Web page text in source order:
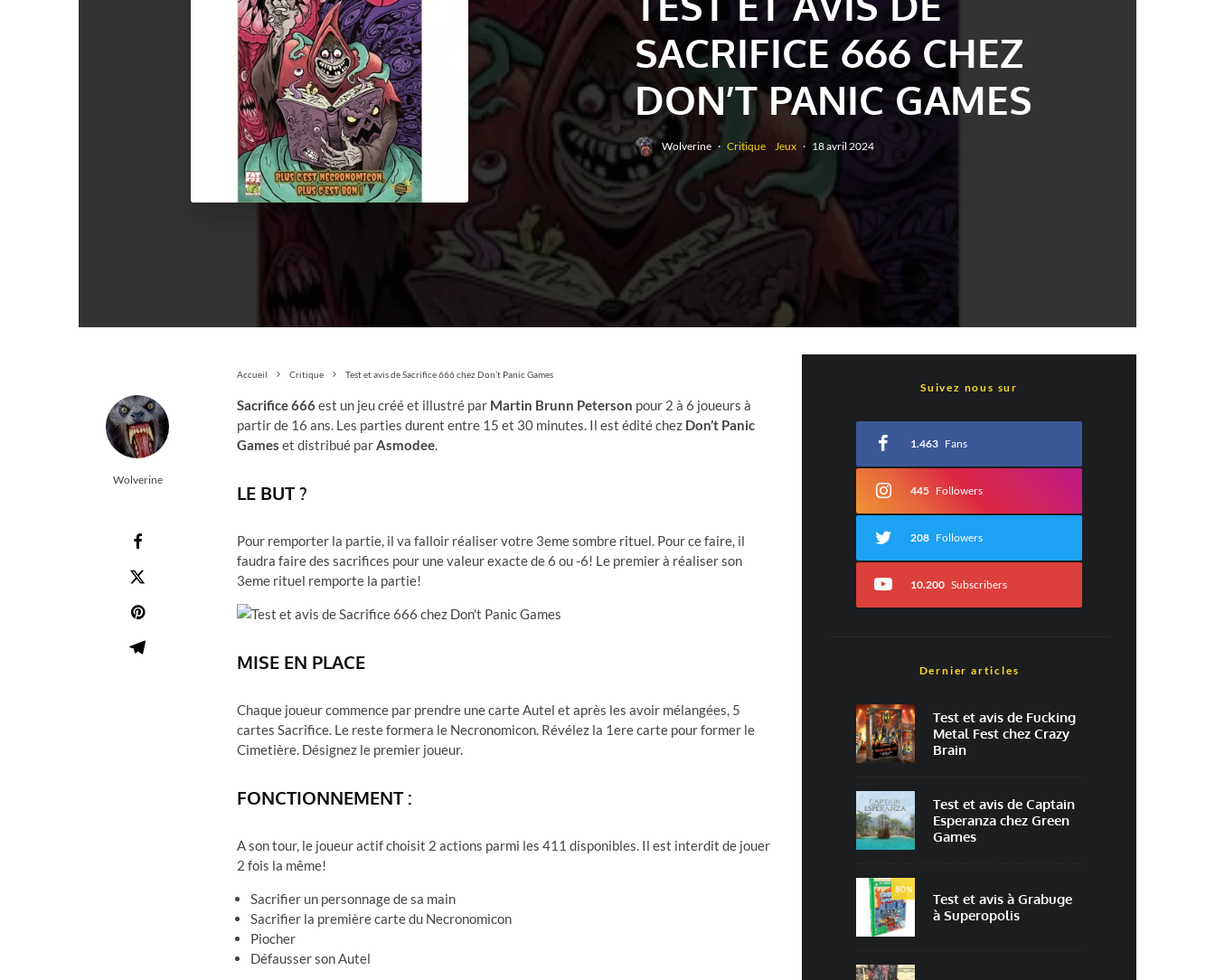
SACRIFICE 666 CHEZ
DON’T PANIC GAMES
Wolverine · Critique Jeux · 18 avril 2024
Accueil Critique Test et avis de Sacrifice 666 chez Don’t Panic Games
Wolverine
Sacrifice 666est un jeu créé et illustré par Martin Brunn Peterson pour 2 à 6 joueurs à
partir de 16 ans. Les parties durent entre 15 et 30 minutes. Il est édité chez Don’t Panic
Games et distribué parAsmodee.
LE BUT ?
Pour remporter la partie, il va falloir réaliser votre 3eme sombre rituel. Pour ce faire, il
faudra faire des sacrifices pour une valeur exacte de 6 ou -6! Le premier à réaliser son
3eme rituel remporte la partie!
MISE EN PLACE
Chaque joueur commence par prendre une carte Autel et après les avoir mélangées, 5
cartes Sacrifice. Le reste formera le Necronomicon. Révélez la 1ere carte pour former le
Cimetière. Désignez le premier joueur.
FONCTIONNEMENT :
A son tour, le joueur actif choisit 2 actions parmi les 411 disponibles. Il est interdit de jouer
2 fois la même!
Sacrifier un personnage de sa main
Sacrifier la première carte du Necronomicon
Piocher
Défausser son Autel
Suivez nous sur
1.463 Fans
445 Followers
208 Followers
10.200 Subscribers
Dernier articles
Test et avis de Fucking
Metal Fest chez Crazy
Brain
Test et avis de Captain
Esperanza chez Green
Games
80%
Test et avis à Grabuge
à Superopolis